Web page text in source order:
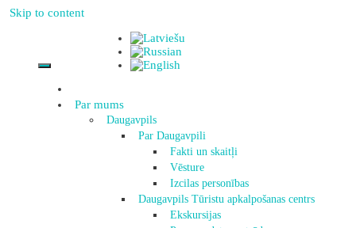
Skip to content
Par mums
Daugavpils
Par Daugavpili
Fakti un skaitļi
Vēsture
Izcilas personības
Daugavpils Tūristu apkalpošanas centrs
Ekskursijas